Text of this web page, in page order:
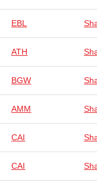
EBL
ATH
BGW
AMM
CAI
CAI